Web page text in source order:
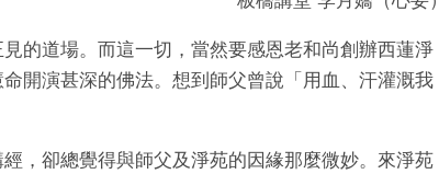
的道場。而這一切，當然要感恩老和尚創辦西蓮淨
開演甚深的佛法。想到師父曾說「用血、汗灌溉我
，卻總覺得與師父及淨苑的因緣那麼微妙。來淨苑